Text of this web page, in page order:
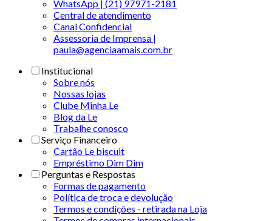
WhatsApp | (21) 97971-2181
Central de atendimento
Canal Confidencial
Assessoria de Imprensa |
paula@agenciaamais.com.br
Institucional
Sobre nós
Nossas lojas
Clube Minha Le
Blog da Le
Trabalhe conosco
Serviço Financeiro
Cartão Le biscuit
Empréstimo Dim Dim
Perguntas e Respostas
Formas de pagamento
Política de troca e devolução
Termos e condições - retirada na Loja